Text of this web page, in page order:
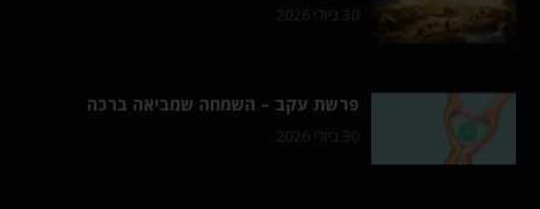
30 ביולי 2026
פרשת עקב – השמחה שמביאה ברכה
30 ביולי 2026